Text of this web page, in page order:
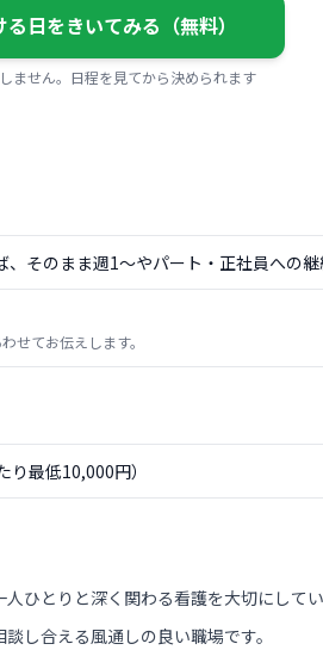
日をきいてみる（無料）
ません。日程を見てから決められます
そのまま週1〜やパート・正社員への継
せてお伝えします。
最低10,000円）
ひとりと深く関わる看護を大切にしてい
し合える風通しの良い職場です。